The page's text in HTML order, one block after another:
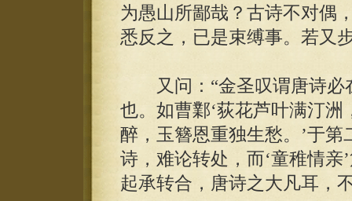
为愚山所鄙哉？古诗不对偶
悉反之，已是束缚事。若又
又问：“金圣叹谓唐诗必
也。如曹鄴‘荻花芦叶满汀
醉，玉簪恩重独生愁。’于
诗，难论转处，而‘童稚情
起承转合，唐诗之大凡耳，